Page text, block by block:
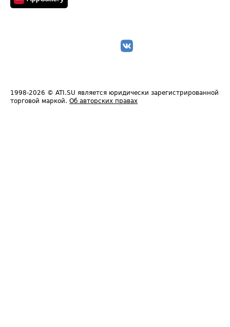
1998-2026 © ATI.SU является юридически зарегистрированной
торговой маркой. Об авторских правах